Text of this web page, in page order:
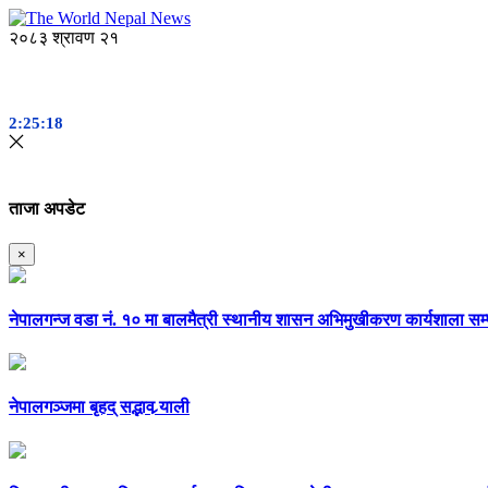
२०८३ श्रावण २१
2:25:19
ताजा अपडेट
×
नेपालगन्ज वडा नं. १० मा बालमैत्री स्थानीय शासन अभिमुखीकरण कार्यशाला
नेपालगञ्जमा बृहद् सद्भाव र्‍याली